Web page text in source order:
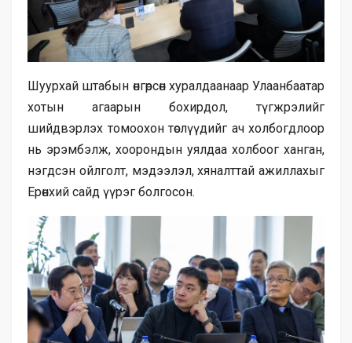
Шуурхай штабын өнгөрсөн хуралдаанаар Улаанбаатар
хотын агаарын бохирдол, түгжрэлийг
шийдвэрлэх томоохон төслүүдийг ач холбогдлоор
нь эрэмбэлж, хоорондын уялдаа холбоог ханган,
нэгдсэн ойлголт, мэдээлэл, хяналттай ажиллахыг
Ерөнхий сайд үүрэг болгосон.